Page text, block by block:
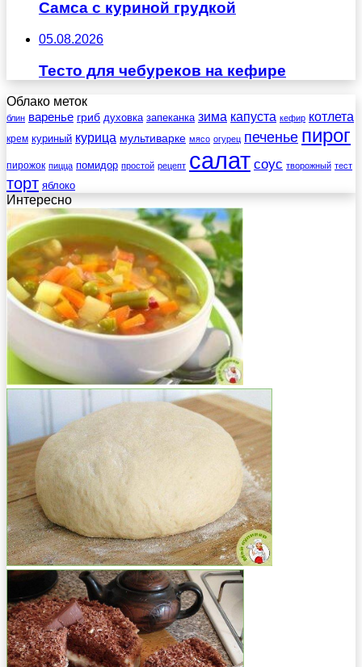
Самса с куриной грудкой
05.08.2026
Тесто для чебуреков на кефире
Облако меток
блин варенье гриб духовка запеканка зима капуста кефир котлета
крем куриный курица мультиварке мясо огурец печенье пирог
пирожок пицца помидор простой рецепт салат соус творожный тест
торт яблоко
Интересно